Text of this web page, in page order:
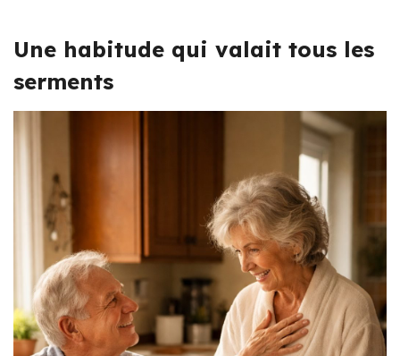
Une habitude qui valait tous les
serments